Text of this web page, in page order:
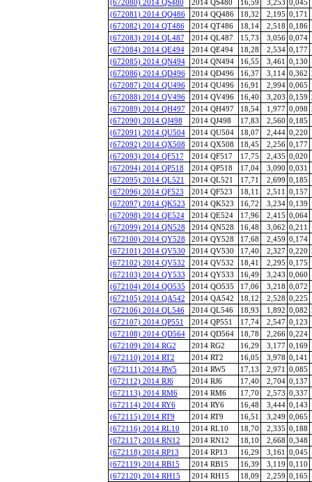
(672080) 2014 QS480 2014 QS480 16,59 3,253 0,045
(672081) 2014 QQ486
2014 QQ486 18,32 2,195 0,171
(672082) 2014 QT486
2014 QT486 18,14 2,518 0,186
(672083) 2014 QL487
2014 QL487 15,73 3,056 0,074
(672084) 2014 QE494
2014 QE494 18,28 2,534 0,177
(672085) 2014 QN494
2014 QN494 16,55 3,461 0,130
(672086) 2014 QD496
2014 QD496 16,37 3,114 0,362
(672087) 2014 QU496
2014 QU496 16,91 2,994 0,065
(672088) 2014 QV496
2014 QV496 16,40 3,203 0,159
(672089) 2014 QH497
2014 QH497 18,54 1,977 0,098
(672090) 2014 QJ498
2014 QJ498 17,83 2,560 0,185
(672091) 2014 QU504
2014 QU504 18,07 2,444 0,220
(672092) 2014 QX508
2014 QX508 18,45 2,256 0,177
(672093) 2014 QF517
2014 QF517 17,75 2,435 0,020
(672094) 2014 QP518
2014 QP518 17,04 3,090 0,031
(672095) 2014 QL521
2014 QL521 17,71 2,699 0,185
(672096) 2014 QF523
2014 QF523 18,11 2,511 0,157
(672097) 2014 QK523
2014 QK523 16,72 3,234 0,139
(672098) 2014 QE524
2014 QE524 17,96 2,415 0,064
(672099) 2014 QN528
2014 QN528 16,48 3,062 0,211
(672100) 2014 QY528
2014 QY528 17,68 2,459 0,174
(672101) 2014 QV530
2014 QV530 17,40 2,327 0,220
(672102) 2014 QV532
2014 QV532 18,41 2,295 0,175
(672103) 2014 QY533
2014 QY533 16,49 3,243 0,060
(672104) 2014 QO535
2014 QO535 17,06 3,218 0,072
(672105) 2014 QA542
2014 QA542 18,12 2,528 0,225
(672106) 2014 QL546
2014 QL546 18,93 1,892 0,082
(672107) 2014 QP551
2014 QP551 17,74 2,547 0,123
(672108) 2014 QD564
2014 QD564 18,78 2,266 0,224
(672109) 2014 RG2
2014 RG2 16,29 3,177 0,169
(672110) 2014 RT2
2014 RT2 16,05 3,978 0,141
(672111) 2014 RW5
2014 RW5 17,13 2,971 0,085
(672112) 2014 RJ6
2014 RJ6 17,40 2,704 0,137
(672113) 2014 RM6
2014 RM6 17,70 2,573 0,337
(672114) 2014 RY6
2014 RY6 16,48 3,444 0,143
(672115) 2014 RT9
2014 RT9 16,51 3,249 0,065
(672116) 2014 RL10
2014 RL10 18,70 2,335 0,188
(672117) 2014 RN12
2014 RN12 18,10 2,668 0,348
(672118) 2014 RP13
2014 RP13 16,29 3,161 0,045
(672119) 2014 RB15
2014 RB15 16,39 3,119 0,110
(672120) 2014 RH15
2014 RH15 18,09 2,259 0,165